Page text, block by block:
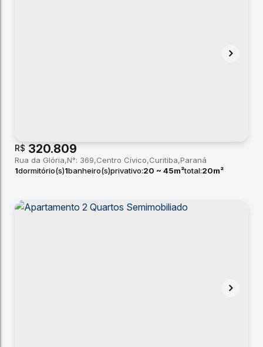
R$ 320.809
Rua da Glória N°: 369 Centro Cívico Curitiba Paraná
1dormitório(s)1banheiro(s)privativo:20 ~ 45m²total:20m²